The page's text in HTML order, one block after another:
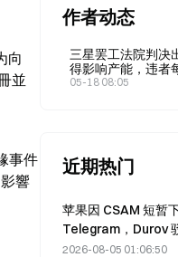
向
並
事件
響
作者动态
三星罢工法院判决
得影响产能，违者
05-18 08:05
近期热门
苹果因 CSAM 短暂
Telegram，Durov
“安全攻击”
2026-08-05 01:06:50